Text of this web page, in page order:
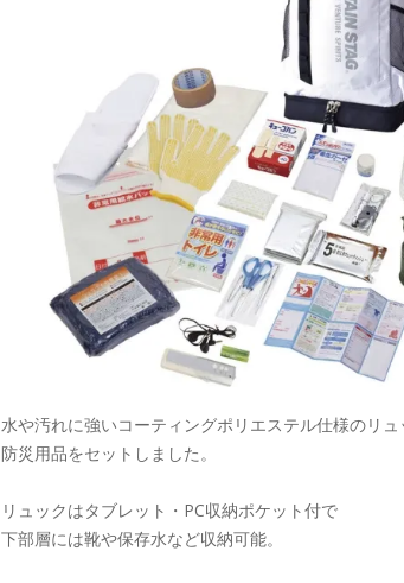
水や汚れに強いコーティングポリエステル仕様のリュ
防災用品をセットしました。
リュックはタブレット・PC収納ポケット付で
下部層には靴や保存水など収納可能。